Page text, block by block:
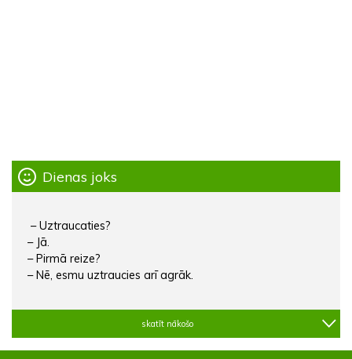
Dienas joks
– Uztraucaties?
– Jā.
– Pirmā reize?
– Nē, esmu uztraucies arī agrāk.
skatīt nākošo